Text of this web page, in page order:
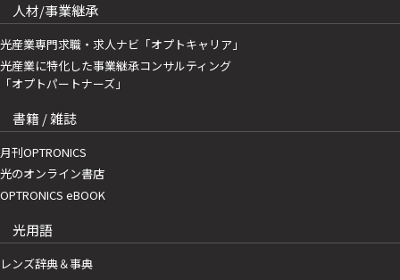
人材/事業継承
光産業専門求職・求人ナビ「オプトキャリア」
光産業に特化した事業継承コンサルティング
「オプトパートナーズ」
書籍 / 雑誌
月刊OPTRONICS
光のオンライン書店
OPTRONICS eBOOK
光用語
レンズ辞典＆事典